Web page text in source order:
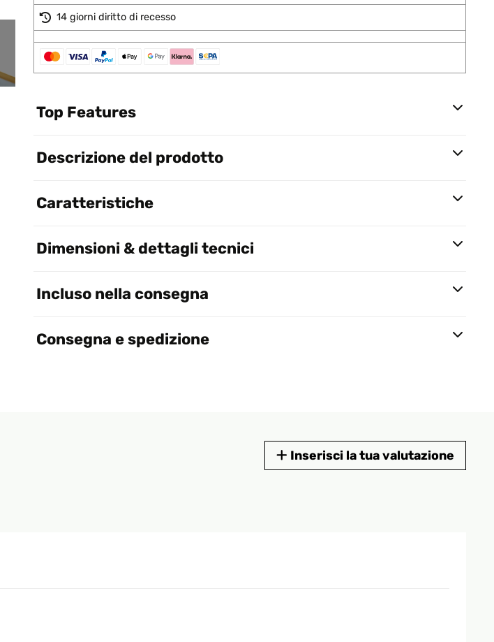
14 giorni diritto di recesso
Top Features
Descrizione del prodotto
Caratteristiche
Dimensioni & dettagli tecnici
Incluso nella consegna
Consegna e spedizione
Inserisci la tua valutazione